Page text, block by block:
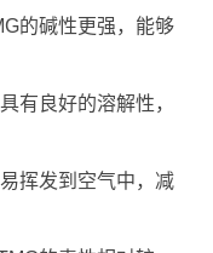
的碱性更强，能够
有良好的溶解性，
挥发到空气中，减